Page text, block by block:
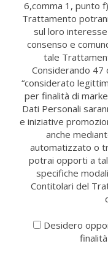
6,comma 1, punto
Trattamento
sul loro
consenso e
tale
Considerando 47
“considerato
per finalità di
Dati Personali
e iniziative
anche
automatizzato o
potrai opporti a
specifiche
Contitolari del
Desidero